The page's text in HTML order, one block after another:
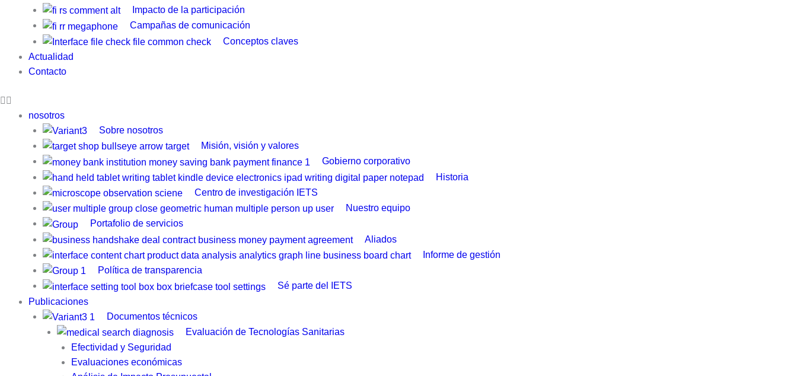
Impacto de la participación
Campañas de comunicación
Conceptos claves
Actualidad
Contacto
nosotros
Sobre nosotros
Misión, visión y valores
Gobierno corporativo
Historia
Centro de investigación IETS
Nuestro equipo
Portafolio de servicios
Aliados
Informe de gestión
Política de transparencia
Sé parte del IETS
Publicaciones
Documentos técnicos
Evaluación de Tecnologías Sanitarias
Efectividad y Seguridad
Evaluaciones económicas